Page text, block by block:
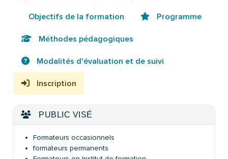
Objectifs de la formation Programme
Méthodes pédagogiques
Modalités d'évaluation et de suivi
Inscription
PUBLIC VISÉ
Formateurs occasionnels
formateurs permanents